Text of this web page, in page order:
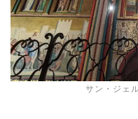
サン・ジェ